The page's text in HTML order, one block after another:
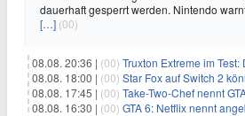
dauerhaft gesperrt werden. Nintendo
[…] (00)
08.08. 20:36 | (00) Truxton Extreme im Test: Dieser neue
08.08. 18:00 | (00) Star Fox auf Switch 2
08.08. 17:45 | (00) Take-Two-Chef nennt GTA 6 für 80
08.08. 16:30 | (00) GTA 6: Netflix nennt angeblich